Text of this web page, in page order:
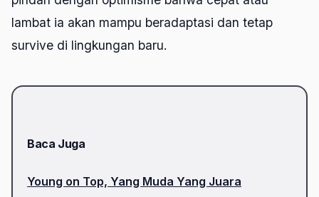
lambat ia akan mampu beradaptasi dan tetap
survive di lingkungan baru.
Baca Juga
Young on Top, Yang Muda Yang Juara